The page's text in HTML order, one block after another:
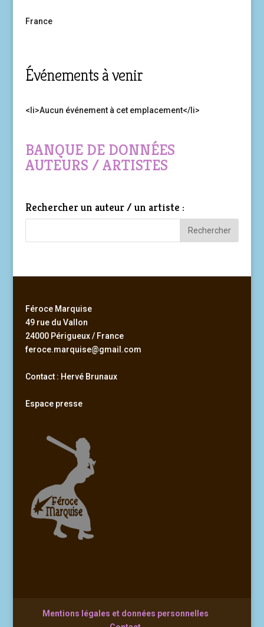
France
Événements à venir
<li>Aucun événement à cet emplacement</li>
BANQUE DE DONNÉES
AUTEURS / ARTISTES
Rechercher un auteur / un artiste :
Féroce Marquise
49 rue du Vallon
24000 Périgueux / France
feroce.marquise@gmail.com
Contact : Hervé Brunaux
Espace presse
Mentions légales et données personnelles